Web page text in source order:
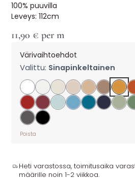
100% puuvilla
Leveys: 112cm
11,90 € per m
Värivaihtoehdot
Valittu: Sinapinkeltainen
Poista
Heti varastossa, toimitusaika
määrille noin 1-2 viikkoa.